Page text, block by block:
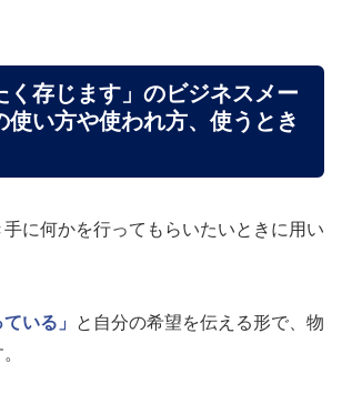
く存じます」のビジネスメー
使い方や使われ方、使うとき
に何かを行ってもらいたいときに用い
いる」
と自分の希望を伝える形で、物